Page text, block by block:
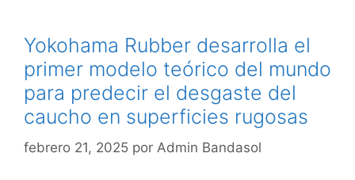
Yokohama Rubber desarrolla el
primer modelo teórico del mundo
para predecir el desgaste del
caucho en superficies rugosas
febrero 21, 2025 por Admin Bandasol